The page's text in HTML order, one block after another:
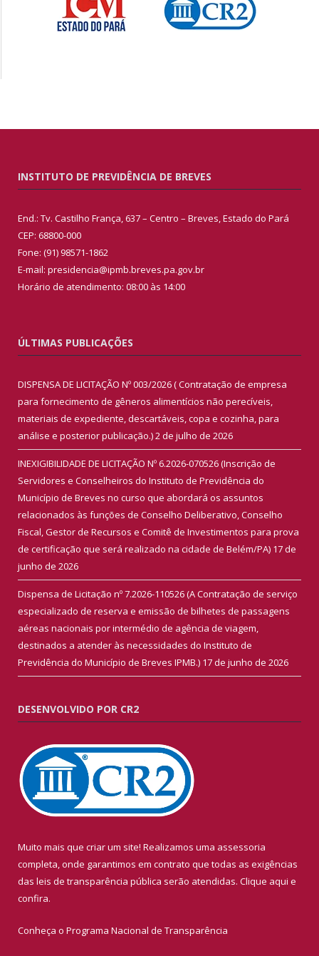
INSTITUTO DE PREVIDÊNCIA DE BREVES
End.: Tv. Castilho França, 637 – Centro – Breves, Estado do Pará
CEP: 68800-000
Fone: (91) 98571-1862
E-mail: presidencia@ipmb.breves.pa.gov.br
Horário de atendimento: 08:00 às 14:00
ÚLTIMAS PUBLICAÇÕES
DISPENSA DE LICITAÇÃO Nº 003/2026 ( Contratação de empresa
para fornecimento de gêneros alimentícios não perecíveis,
materiais de expediente, descartáveis, copa e cozinha, para
análise e posterior publicação.)2 de julho de 2026
INEXIGIBILIDADE DE LICITAÇÃO Nº 6.2026-070526 (Inscrição de
Servidores e Conselheiros do Instituto de Previdência do
Município de Breves no curso que abordará os assuntos
relacionados às funções de Conselho Deliberativo, Conselho
Fiscal, Gestor de Recursos e Comitê de Investimentos para prova
de certificação que será realizado na cidade de Belém/PA) 17 de
junho de 2026
Dispensa de Licitação nº 7.2026-110526 (A Contratação de serviço
especializado de reserva e emissão de bilhetes de passagens
aéreas nacionais por intermédio de agência de viagem,
destinados a atender às necessidades do Instituto de
Previdência do Município de Breves IPMB.) 17 de junho de 2026
DESENVOLVIDO POR CR2
Muito mais que criar um site! Realizamos uma assessoria
completa, onde garantimos em contrato que todas as exigências
das leis de transparência pública serão atendidas. Clique aqui e
confira.
Conheça o Programa Nacional de Transparência